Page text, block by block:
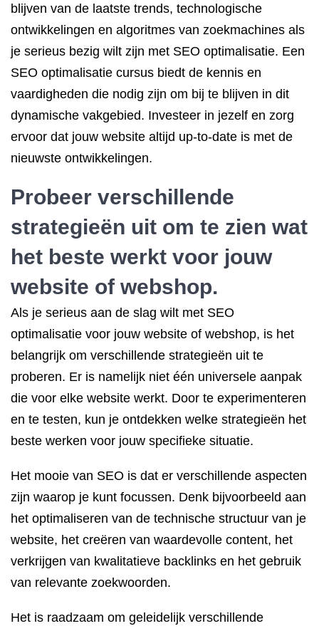
blijven van de laatste trends, technologische
ontwikkelingen en algoritmes van zoekmachines als
je serieus bezig wilt zijn met SEO optimalisatie. Een
SEO optimalisatie cursus biedt de kennis en
vaardigheden die nodig zijn om bij te blijven in dit
dynamische vakgebied. Investeer in jezelf en zorg
ervoor dat jouw website altijd up-to-date is met de
nieuwste ontwikkelingen.
Probeer verschillende
strategieën uit om te zien wat
het beste werkt voor jouw
website of webshop.
Als je serieus aan de slag wilt met SEO
optimalisatie voor jouw website of webshop, is het
belangrijk om verschillende strategieën uit te
proberen. Er is namelijk niet één universele aanpak
die voor elke website werkt. Door te experimenteren
en te testen, kun je ontdekken welke strategieën het
beste werken voor jouw specifieke situatie.
Het mooie van SEO is dat er verschillende aspecten
zijn waarop je kunt focussen. Denk bijvoorbeeld aan
het optimaliseren van de technische structuur van je
website, het creëren van waardevolle content, het
verkrijgen van kwalitatieve backlinks en het gebruik
van relevante zoekwoorden.
Het is raadzaam om geleidelijk verschillende